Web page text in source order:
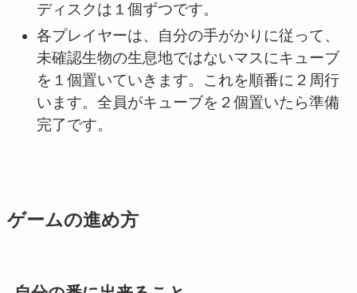
ディスクは１個ずつです。
各プレイヤーは、自分の手がかりに従って、
未確認生物の生息地ではないマスにキューブ
を１個置いていきます。これを順番に２周行
います。全員がキューブを２個置いたら準備
完了です。
ゲームの進め方